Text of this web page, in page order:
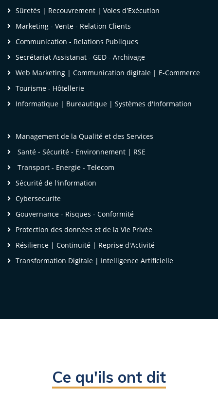
Sûretés | Recouvrement | Voies d'Exécution
Marketing - Vente - Relation Clients
Communication - Relations Publiques
Secrétariat Assistanat - GED - Archivage
Web Marketing | Communication digitale | E-Commerce
Tourisme - Hôtellerie
Informatique | Bureautique | Systèmes d'Information
Management de la Qualité et des Services
Santé - Sécurité - Environnement | RSE
Transport - Energie - Telecom
Sécurité de l'information
Cybersecurite
Gouvernance - Risques - Conformité
Protection des données et de la Vie Privée
Résilience | Continuité | Reprise d'Activité
Transformation Digitale | Intelligence Artificielle
Ce qu'ils ont dit
Société d'Eau et d'Energie du Gabon